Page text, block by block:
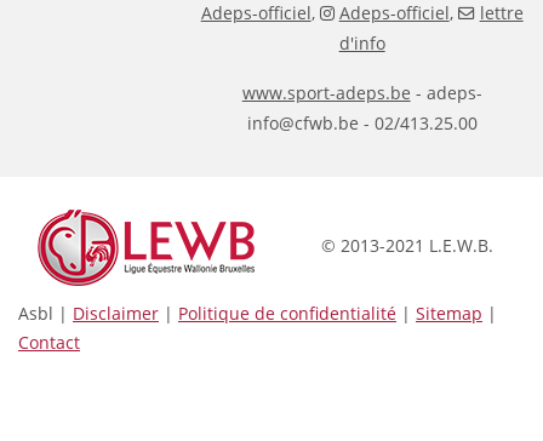
Adeps-officiel, Adeps-officiel,
lettre
d'info
www.sport-adeps.be - adeps-
info@cfwb.be - 02/413.25.00
© 2013-2021 L.E.W.B.
Asbl | Disclaimer | Politique de confidentialité | Sitemap |
Contact